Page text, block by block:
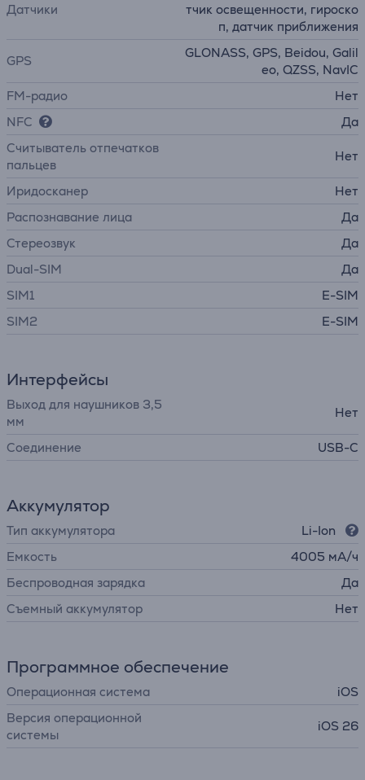
Датчики
тчик освещенности, гироско
п, датчик приближения
GPS
GLONASS, GPS, Beidou, Galil
eo, QZSS, NavIC
FM-радио
Нет
NFC
Да
Считыватель отпечатков
пальцев
Нет
Иридосканер
Нет
Распознавание лица
Да
Стереозвук
Да
Dual-SIM
Да
SIM1
E-SIM
SIM2
E-SIM
Интерфейсы
Выход для наушников 3,5
мм
Нет
Соединение USB-C
Аккумулятор
Тип аккумулятора
Li-Ion
Емкость
4005 мА/ч
Беспроводная зарядка
Да
Съемный аккумулятор
Нет
Программное обеспечение
Операционная система
iOS
Версия операционной
системы
iOS 26